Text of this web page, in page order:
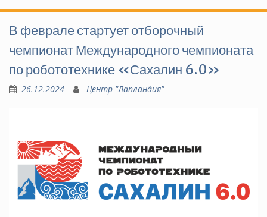
В феврале стартует отборочный
чемпионат Международного чемпионата
по робототехнике «Сахалин 6.0»
26.12.2024 Центр "Лапландия"